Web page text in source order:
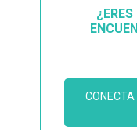
CONECTA